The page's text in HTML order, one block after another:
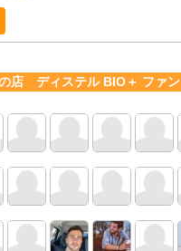
店 ディステル BIO＋ ファン